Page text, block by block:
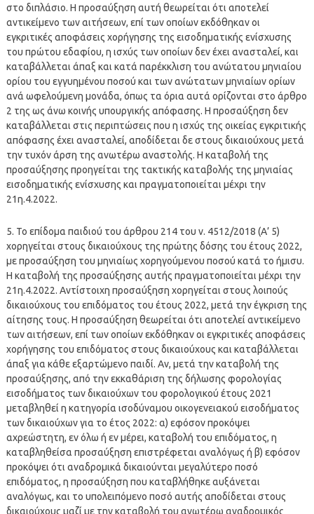
στο διπλάσιο. Η προσαύξηση αυτή θεωρείται ότι αποτελεί
αντικείμενο των αιτήσεων, επί των οποίων εκδόθηκαν οι
εγκριτικές αποφάσεις χορήγησης της εισοδηματικής ενίσχυσης
του πρώτου εδαφίου, η ισχύς των οποίων δεν έχει ανασταλεί, και
καταβάλλεται άπαξ και κατά παρέκκλιση του ανώτατου μηνιαίου
ορίου του εγγυημένου ποσού και των ανώτατων μηνιαίων ορίων
ανά ωφελούμενη μονάδα, όπως τα όρια αυτά ορίζονται στο άρθρο
2 της ως άνω κοινής υπουργικής απόφασης. Η προσαύξηση δεν
καταβάλλεται στις περιπτώσεις που η ισχύς της οικείας εγκριτικής
απόφασης έχει ανασταλεί, αποδίδεται δε στους δικαιούχους μετά
την τυχόν άρση της ανωτέρω αναστολής. Η καταβολή της
προσαύξησης προηγείται της τακτικής καταβολής της μηνιαίας
εισοδηματικής ενίσχυσης και πραγματοποιείται μέχρι την
21η.4.2022.
5. Το επίδομα παιδιού του άρθρου 214 του ν. 4512/2018 (Α’ 5)
χορηγείται στους δικαιούχους της πρώτης δόσης του έτους 2022,
με προσαύξηση του μηνιαίως χορηγούμενου ποσού κατά το ήμισυ.
Η καταβολή της προσαύξησης αυτής πραγματοποιείται μέχρι την
21η.4.2022. Αντίστοιχη προσαύξηση χορηγείται στους λοιπούς
δικαιούχους του επιδόματος του έτους 2022, μετά την έγκριση της
αίτησης τους. Η προσαύξηση θεωρείται ότι αποτελεί αντικείμενο
των αιτήσεων, επί των οποίων εκδόθηκαν οι εγκριτικές αποφάσεις
χορήγησης του επιδόματος στους δικαιούχους και καταβάλλεται
άπαξ για κάθε εξαρτώμενο παιδί. Αν, μετά την καταβολή της
προσαύξησης, από την εκκαθάριση της δήλωσης φορολογίας
εισοδήματος των δικαιούχων του φορολογικού έτους 2021
μεταβληθεί η κατηγορία ισοδύναμου οικογενειακού εισοδήματος
των δικαιούχων για το έτος 2022: α) εφόσον προκόψει
αχρεώστητη, εν όλω ή εν μέρει, καταβολή του επιδόματος, η
καταβληθείσα προσαύξηση επιστρέφεται αναλόγως ή β) εφόσον
προκόψει ότι αναδρομικά δικαιούνται μεγαλύτερο ποσό
επιδόματος, η προσαύξηση που καταβλήθηκε αυξάνεται
αναλόγως, και το υπολειπόμενο ποσό αυτής αποδίδεται στους
δικαιούχους μαζί με την καταβολή του ανωτέρω αναδρομικός